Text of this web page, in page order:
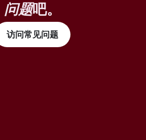
问题吧。
访问常见问题